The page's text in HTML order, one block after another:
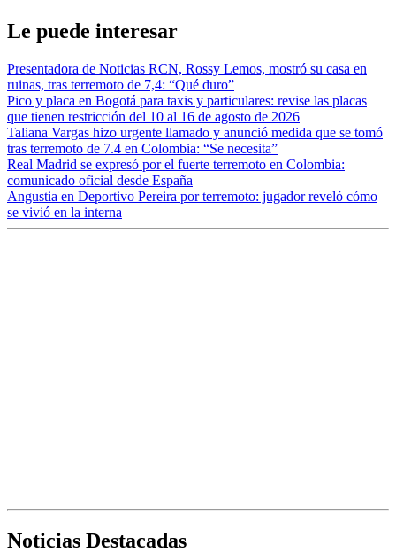
Le puede interesar
Presentadora de Noticias RCN, Rossy Lemos, mostró su casa en
ruinas, tras terremoto de 7,4: “Qué duro”
Pico y placa en Bogotá para taxis y particulares: revise las placas
que tienen restricción del 10 al 16 de agosto de 2026
Taliana Vargas hizo urgente llamado y anunció medida que se tomó
tras terremoto de 7.4 en Colombia: “Se necesita”
Real Madrid se expresó por el fuerte terremoto en Colombia:
comunicado oficial desde España
Angustia en Deportivo Pereira por terremoto: jugador reveló cómo
se vivió en la interna
Noticias Destacadas